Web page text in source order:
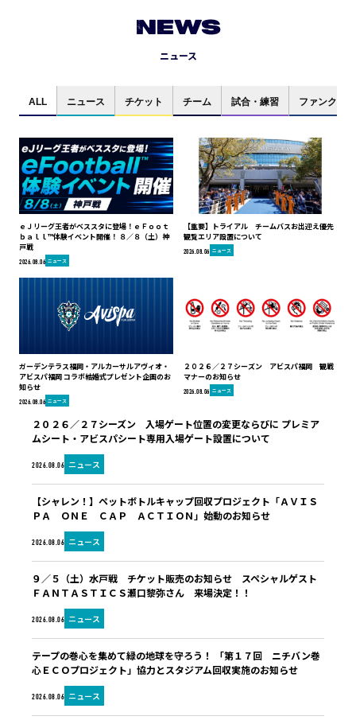
NEWS
ニュース
ALL ニュース チケット チーム 試合・練習 ファンクラブ
ｅＪリーグ王者がベススタに登場！ｅＦｏｏｔ
ｂａｌｌ™体験イベント開催！ ８／８（土）神
戸戦
2026.08.06 ニュース
【重要】トライアル チームバスお出迎え優先
観覧エリア設置について
2026.08.06 ニュース
ガーデンテラス福岡・アルカーサルアヴィオ・
アビスパ福岡 コラボ結婚式プレゼント企画のお
知らせ
2026.08.06 ニュース
２０２６／２７シーズン アビスパ福岡 観戦
マナーのお知らせ
2026.08.06 ニュース
2026.08.06 ニュース
２０２６／２７シーズン 入場ゲート位置の変更ならびに プレミア
ムシート・アビスパシート専用入場ゲート設置について
2026.08.06 ニュース
【シャレン！】ペットボトルキャップ回収プロジェクト「ＡＶＩＳ
ＰＡ ＯＮＥ ＣＡＰ ＡＣＴＩＯＮ」始動のお知らせ
2026.08.06 ニュース
９／５（土）水戸戦 チケット販売のお知らせ スペシャルゲスト
ＦＡＮＴＡＳＴＩＣＳ瀬口黎弥さん 来場決定！！
2026.08.06 ニュース
テープの巻心を集めて緑の地球を守ろう！ 「第１７回 ニチバン巻
心ＥＣＯプロジェクト」協力とスタジアム回収実施のお知らせ